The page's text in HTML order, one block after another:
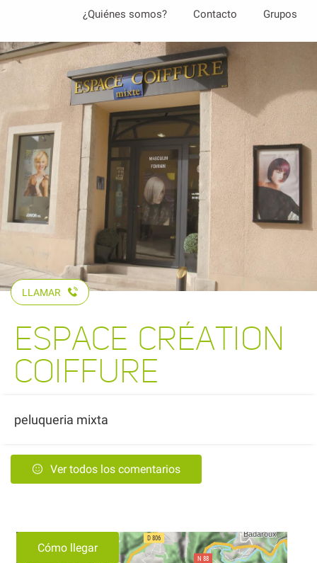
contenu
principal
¿Quiénes somos? Contacto Grupos
LLAMAR
ESPACE CRÉATION
COIFFURE
peluqueria mixta
Ver todos los comentarios
Cómo llegar